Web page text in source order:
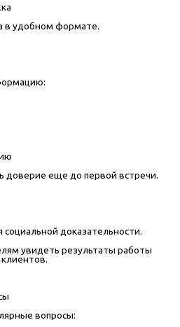
в удобном формате.
доверие еще до первой встречи.
доказательности.
увидеть результаты работы
клиентов.
вопросы: